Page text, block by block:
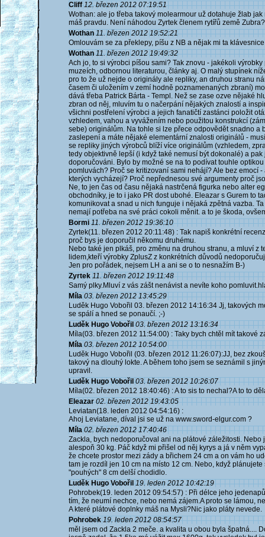
Cliff 12. březen 2012 07:19:51
Wothan: ale jo třeba takový molearmour už dotahuje žlab
máš pravdu. Není náhodou Zyrtek členem rytířů země Zubra?
Wothan 11. březen 2012 19:52:21
Omlouvám se za překlepy, píšu z NB a nějak mi ta
Wothan 11. březen 2012 19:49:32
Ach jo, to si výrobci píšou sami? Tak znovu - jakékoli
muzeích, odbornou literaturou, články aj. O malý stupínek
pro to že už nejde o originály ale repliky, an druhou stranu
časem či uložením v zemí hodně poznamenaných zbraní)
dává třeba Patrick Bárta - Templ. Než se zase ozve nějaké
zbran od něj, mluvím tu o načerpání nějakých znalostí a
všichni postřelení výrobci a jejich fanatičtí zastánci položit
vzhledem, vahou a vyvážením nebo použitou konstrukcí
sebe) originálům. Na tohle si lze přece odpovědět snadno a
zaslepení a máte nějaké elementární znalosti originálů -
se repliky jiných výrobců blíží více originálům (vzhledem,
tedy objektivně lepší (i když také nemusí být dokonalé) a
doporučováni. Bylo by možné se na to podívat touhle
pomluvách? Proč se kritizovaní sami nehájí? Ale bez emocí
kterých vycházejí? Proč nepřednesou své argumenty proč
Ne, to jen čas od času nějaká nastrčená figurka nebo alter
obchodníky, je to i jako PR dost ubohé. Eleazar s Gurem to
komunikovat a snad u nich funguje i nějaká zpětná vazba.
nemají potřeba na své práci cokoli měnit. a to je škoda,
Bormi 11. březen 2012 19:36:10
Zyrtek(11. březen 2012 20:11:48) : Tak napiš konkrétní
proč bys je doporučil někomu druhému.
Nebo také jen plkáš, pro změnu na druhou stranu, a mluví z
lidem,kteří výrobky ZplusZ z konkrétních důvodů
Jen pro pořádek, nejsem LH a ani se o to nesnažím B-)
Zyrtek 11. březen 2012 19:11:48
Samý plky.Mluví z vás zášt nenávist a nevíte koho
Míla 03. březen 2012 13:45:29
Luděk Hugo Vobořil 03. březen 2012 14:16:34 Jj, takových
se spálí a hned se ponaučí. ;-)
Luděk Hugo Vobořil 03. březen 2012 13:16:34
Míla(03. březen 2012 11:54:00) : Taky bych chtěl mít takové
Míla 03. březen 2012 10:54:00
Luděk Hugo Vobořil (03. březen 2012 11:26:07):JJ, bez
takový na dlouhý lokte. A během toho jsem se seznámil s
upravil.
Luděk Hugo Vobořil 03. březen 2012 10:26:07
Míla(02. březen 2012 18:40:46) : A to sis to nechal?A to to
Eleazar 02. březen 2012 19:43:05
Leviatan(18. leden 2012 04:54:16) :
Ahoj Leviatane, díval jsi se už na www.sword-elgur.com ?
Míla 02. březen 2012 17:40:46
Zackla, bych nedoporučoval ani na plátové záležitosti.
alespoň 30 kg. Páč když mi přišel od něj kyrys a já v něm
že chcete prostor mezi zády a břichem 24 cm a on vám ho
tam je rozdíl jen 10 cm na místo 12 cm. Nebo, když
"pouhých" 8 cm delší chodidlo.
Luděk Hugo Vobořil 19. leden 2012 10:42:19
Pohrobek(19. leden 2012 09:54:57) : Při délce jeho
tím, že neumí nechce, nebo nemá zájem.A proto se lámou,
A které plátové doplnky máš na Mysli?Nic jako pláty nevede.
Pohrobek 19. leden 2012 08:54:57
měl jsem od Zackla 2 meče. a kvalita u obou byla špatná....